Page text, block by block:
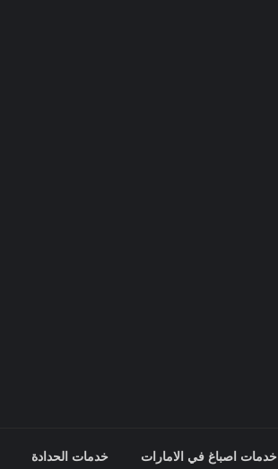
خدمات اصباغ في الامارات خدمات الحدادة